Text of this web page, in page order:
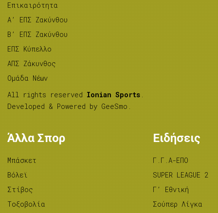
Επικαιρότητα
A’ ΕΠΣ Ζακύνθου
B’ ΕΠΣ Ζακύνθου
ΕΠΣ Κύπελλο
ΑΠΣ Ζάκυνθος
Ομάδα Νέων
All rights reserved Ionian Sports .
Developed & Powered by GeeSmo .
Άλλα Σπορ
Μπάσκετ
Βόλεϊ
Στίβος
Tοξοβολία
Ειδήσεις
Γ.Γ.Α-ΕΠΟ
SUPER LEAGUE 2
Γ’ Εθνική
Σούπερ Λίγκα